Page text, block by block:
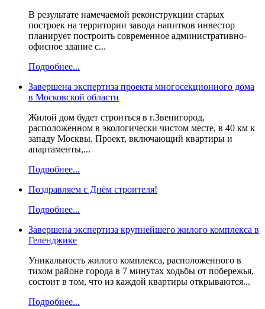
В результате намечаемой реконструкции старых
построек на территории завода напитков инвестор
планирует построить современное административно-
офисное здание с...
Подробнее...
Завершена экспертиза проекта многосекционного дома
в Московской области
Жилой дом будет строиться в г.Звенигород,
расположенном в экологически чистом месте, в 40 км к
западу Москвы. Проект, включающий квартиры и
апартаменты,...
Подробнее...
Поздравляем с Днём строителя!
Подробнее...
Завершена экспертиза крупнейшего жилого комплекса в
Геленджике
Уникальность жилого комплекса, расположенного в
тихом районе города в 7 минутах ходьбы от побережья,
состоит в том, что из каждой квартиры открываются...
Подробнее...